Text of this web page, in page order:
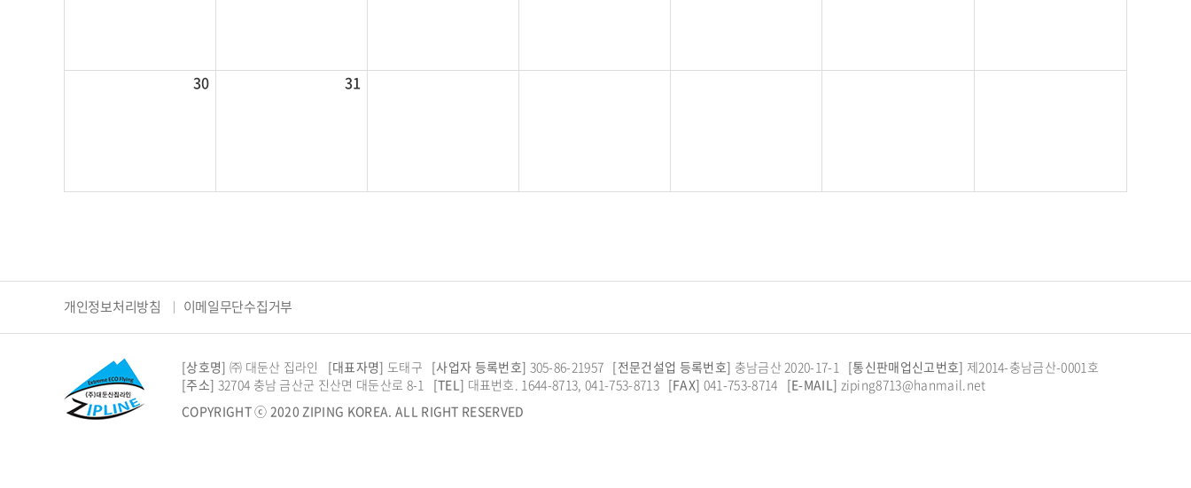
30 31
개인정보처리방침 이메일무단수집거부
[상호명] ㈜ 대둔산 집라인 [대표자명] 도태구 [사업자 등록번호] 305-86-21957 [전문건설업 등록번호] 충남금산 2020-17-1 [통신판매업신고번호] 제2014-충남금산-0001호
[주소] 32704 충남 금산군 진산면 대둔산로 8-1 [TEL] 대표번호. 1644-8713, 041-753-8713 [FAX] 041-753-8714 [E-MAIL] ziping8713@hanmail.net
COPYRIGHT ⓒ 2020 ZIPING KOREA. ALL RIGHT RESERVED